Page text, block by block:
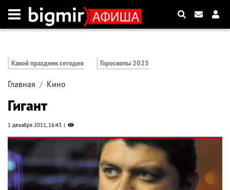
Какой праздник сегодня Гороскопы 2025
Главная Кино
Гигант
1 декабря 2011, 16:43